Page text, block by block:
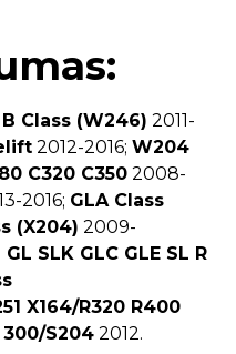
B Class (W246) 2011-
2012-2016; W204
C320 C350 2008-
2016; GLA Class
(X204) 2009-
SLK GLC GLE SL R
X164/R320 R400
300/S204 2012.